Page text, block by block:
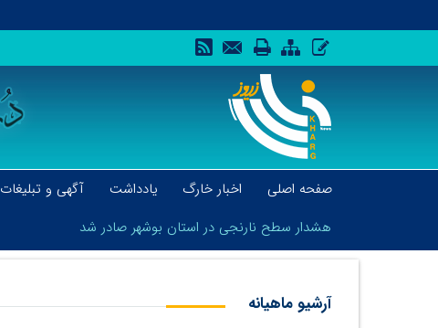
صفحه اصلی اخبار خارگ یادداشت آگهی و تبلیغات
هشدار سطح نارنجی در استان بوشهر صادر شد
آرشیو ماهیانه